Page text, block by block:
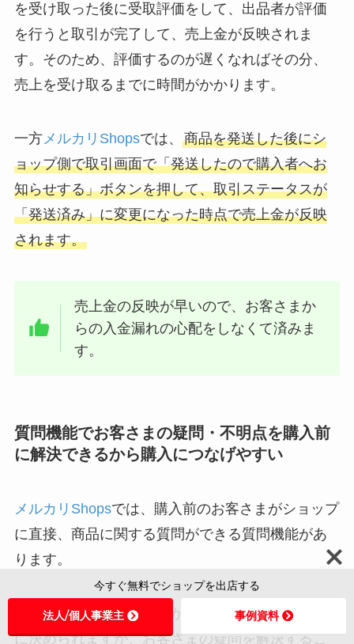
を受け取った後に受取評価をして、出品者が評価
を行うと取引が完了して、売上金が反映されま
す。そのため、評価するのが遅くなればその分、
売上を受け取るまでに時間がかかります。
一方メルカリShopsでは、 商品を発送した後にシ
ョップ側で取引画面で「発送したので購入者へお
知らせする」ボタンを押して、取引ステータスが
「発送済み」に変更になった時点で売上金が反映
されます。
売上金の反映が早いので、お客さまか
らの入金漏れの心配をしなくて済みま
す。
質問機能でお客さまの疑問・不明点を購入前
に解決できるから購入につなげやすい
メルカリ Shopsでは、購入前のお客さまがショップ
に直接、商品に関する質問ができる質問機能があ
ります。
質問を受け付けるかどうかは、ショップ側が自由
に決められますが、お客さまの疑問を解決するこ
今すぐ無料でショップを出店する
法人/個人事業主 事例資料